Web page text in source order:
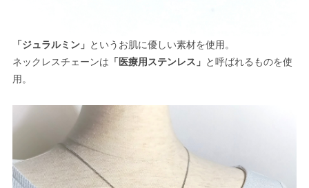
「ジュラルミン」 というお肌に優しい素材を使用。
ネックレスチェーンは 「医療用ステンレス」 と呼ばれるものを使
用。